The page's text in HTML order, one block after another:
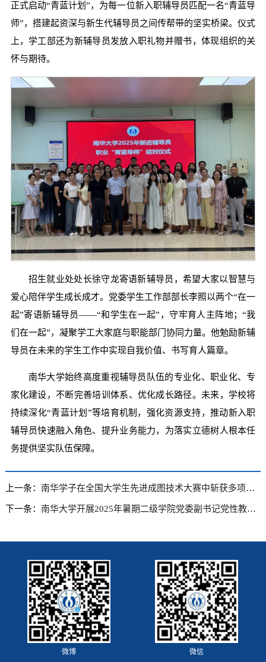
正式启动“青蓝计划”，为每一位新入职辅导员匹配一名“青蓝导
师”，搭建起资深与新生代辅导员之间传帮带的坚实桥梁。仪式
上，学工部还为新辅导员发放入职礼物并赠书，体现组织的关
怀与期待。
招生就业处处长徐守龙寄语新辅导员，希望大家以智慧与
爱心陪伴学生成长成才。党委学生工作部部长李照以两个“在一
起”寄语新辅导员——“和学生在一起”，守牢育人主阵地；“我
们在一起”，凝聚学工大家庭与职能部门协同力量。他勉励新辅
导员在未来的学生工作中实现自我价值、书写育人篇章。
南华大学始终高度重视辅导员队伍的专业化、职业化、专
家化建设，不断完善培训体系、优化成长路径。未来，学校将
持续深化“青蓝计划”等培育机制，强化资源支持，推动新入职
辅导员快速融入角色、提升业务能力，为落实立德树人根本任
务提供坚实队伍保障。
上一条： 南华学子在全国大学生先进成图技术大赛中斩获多项大奖
下一条： 南华大学开展2025年暑期二级学院党委副书记党性教育专题培训班
微博 微信